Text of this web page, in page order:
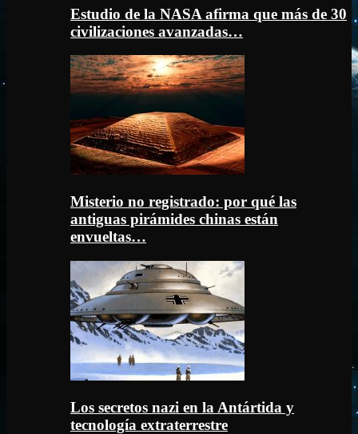
Estudio de la NASA afirma que más de 30
civilizaciones avanzadas…
Misterio no registrado: por qué las
antiguas pirámides chinas están
envueltas…
Los secretos nazi en la Antártida y
tecnología extraterrestre